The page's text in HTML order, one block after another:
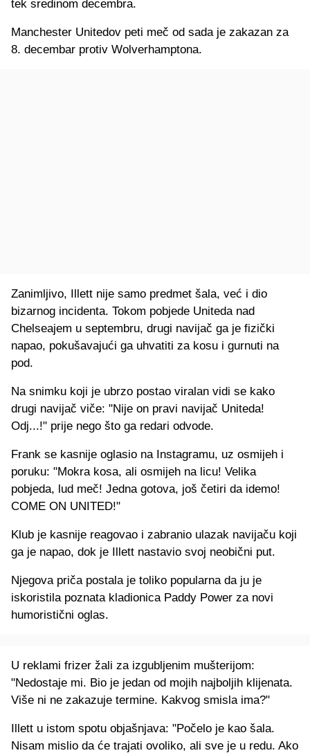
tek sredinom decembra.
Manchester Unitedov peti meč od sada je zakazan za
8. decembar protiv Wolverhamptona.
Zanimljivo, Illett nije samo predmet šala, već i dio
bizarnog incidenta. Tokom pobjede Uniteda nad
Chelseajem u septembru, drugi navijač ga je fizički
napao, pokušavajući ga uhvatiti za kosu i gurnuti na
pod.
Na snimku koji je ubrzo postao viralan vidi se kako
drugi navijač viče: "Nije on pravi navijač Uniteda!
Odj...!" prije nego što ga redari odvode.
Frank se kasnije oglasio na Instagramu, uz osmijeh i
poruku: "Mokra kosa, ali osmijeh na licu! Velika
pobjeda, lud meč! Jedna gotova, još četiri da idemo!
COME ON UNITED!"
Klub je kasnije reagovao i zabranio ulazak navijaču koji
ga je napao, dok je Illett nastavio svoj neobični put.
Njegova priča postala je toliko popularna da ju je
iskoristila poznata kladionica Paddy Power za novi
humoristični oglas.
U reklami frizer žali za izgubljenim mušterijom:
"Nedostaje mi. Bio je jedan od mojih najboljih klijenata.
Više ni ne zakazuje termine. Kakvog smisla ima?"
Illett u istom spotu objašnjava: "Počelo je kao šala.
Nisam mislio da će trajati ovoliko, ali sve je u redu. Ako